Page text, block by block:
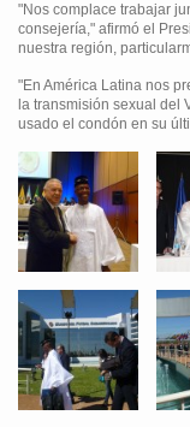
"Nos complace trabajar
consejería," afirmó el
nuestra región,
"En América Latina nos
la transmisión sexual del
usado el condón en su